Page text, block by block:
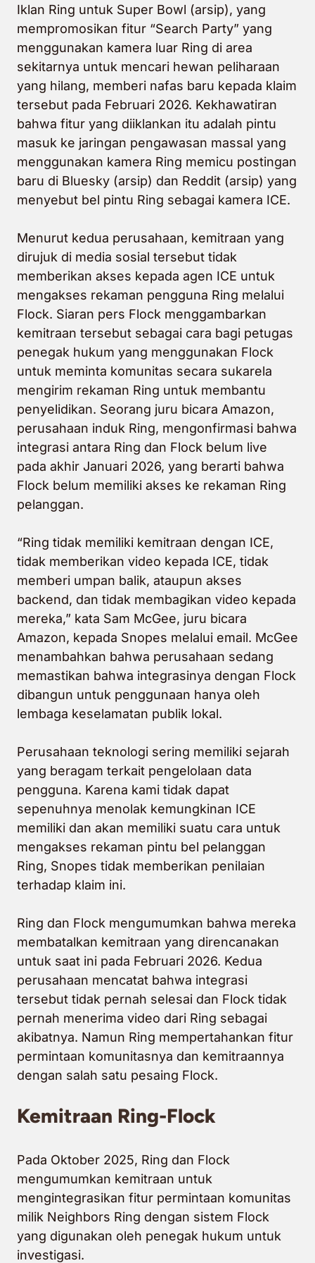
Iklan Ring untuk Super Bowl (arsip), yang
mempromosikan fitur “Search Party” yang
menggunakan kamera luar Ring di area
sekitarnya untuk mencari hewan peliharaan
yang hilang, memberi nafas baru kepada klaim
tersebut pada Februari 2026. Kekhawatiran
bahwa fitur yang diiklankan itu adalah pintu
masuk ke jaringan pengawasan massal yang
menggunakan kamera Ring memicu postingan
baru di Bluesky (arsip) dan Reddit (arsip) yang
menyebut bel pintu Ring sebagai kamera ICE.
Menurut kedua perusahaan, kemitraan yang
dirujuk di media sosial tersebut tidak
memberikan akses kepada agen ICE untuk
mengakses rekaman pengguna Ring melalui
Flock. Siaran pers Flock menggambarkan
kemitraan tersebut sebagai cara bagi petugas
penegak hukum yang menggunakan Flock
untuk meminta komunitas secara sukarela
mengirim rekaman Ring untuk membantu
penyelidikan. Seorang juru bicara Amazon,
perusahaan induk Ring, mengonfirmasi bahwa
integrasi antara Ring dan Flock belum live
pada akhir Januari 2026, yang berarti bahwa
Flock belum memiliki akses ke rekaman Ring
pelanggan.
“Ring tidak memiliki kemitraan dengan ICE,
tidak memberikan video kepada ICE, tidak
memberi umpan balik, ataupun akses
backend, dan tidak membagikan video kepada
mereka,” kata Sam McGee, juru bicara
Amazon, kepada Snopes melalui email. McGee
menambahkan bahwa perusahaan sedang
memastikan bahwa integrasinya dengan Flock
dibangun untuk penggunaan hanya oleh
lembaga keselamatan publik lokal.
Perusahaan teknologi sering memiliki sejarah
yang beragam terkait pengelolaan data
pengguna. Karena kami tidak dapat
sepenuhnya menolak kemungkinan ICE
memiliki dan akan memiliki suatu cara untuk
mengakses rekaman pintu bel pelanggan
Ring, Snopes tidak memberikan penilaian
terhadap klaim ini.
Ring dan Flock mengumumkan bahwa mereka
membatalkan kemitraan yang direncanakan
untuk saat ini pada Februari 2026. Kedua
perusahaan mencatat bahwa integrasi
tersebut tidak pernah selesai dan Flock tidak
pernah menerima video dari Ring sebagai
akibatnya. Namun Ring mempertahankan fitur
permintaan komunitasnya dan kemitraannya
dengan salah satu pesaing Flock.
Kemitraan Ring-Flock
Pada Oktober 2025, Ring dan Flock
mengumumkan kemitraan untuk
mengintegrasikan fitur permintaan komunitas
milik Neighbors Ring dengan sistem Flock
yang digunakan oleh penegak hukum untuk
investigasi.